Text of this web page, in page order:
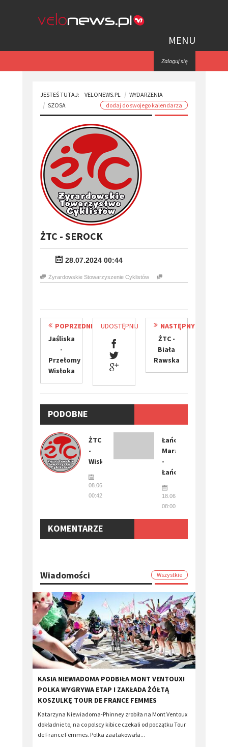
MENU
Zaloguj się
JESTEŚ TUTAJ: VELONEWS.PL
WYDARZENIA
SZOSA
dodaj do swojego kalendarza
ŻTC - SEROCK
28.07.2024 00:44
Żyrardowskie Stowarzyszenie Cyklistów
POPRZEDNI
Jaśliska
-
Przełomy
Wisłoka
UDOSTĘPNIJ
NASTĘPNY
ŻTC -
Biała
Rawska
PODOBNE
WYDARZENIA
ŻTC
-
Wiskitki
08.06.2024
00:42
Łańcucki
Maraton
-
Łańcut
18.06.2022
08:00
KOMENTARZE
Wiadomości Wszystkie
KASIA NIEWIADOMA PODBIŁA MONT VENTOUX!
POLKA WYGRYWA ETAP I ZAKŁADA ŻÓŁTĄ
KOSZULKĘ TOUR DE FRANCE FEMMES
Katarzyna Niewiadoma-Phinney zrobiła na Mont Ventoux
dokładnie to, na co polscy kibice czekali od początku Tour
de France Femmes. Polka zaatakowała...